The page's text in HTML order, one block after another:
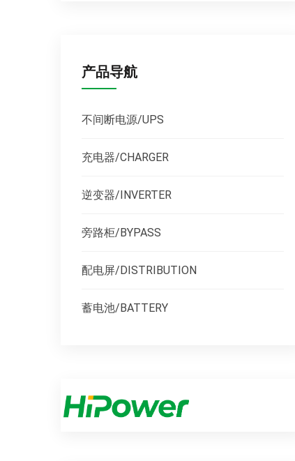
产品导航
不间断电源/UPS
充电器/CHARGER
逆变器/INVERTER
旁路柜/BYPASS
配电屏/DISTRIBUTION
蓄电池/BATTERY